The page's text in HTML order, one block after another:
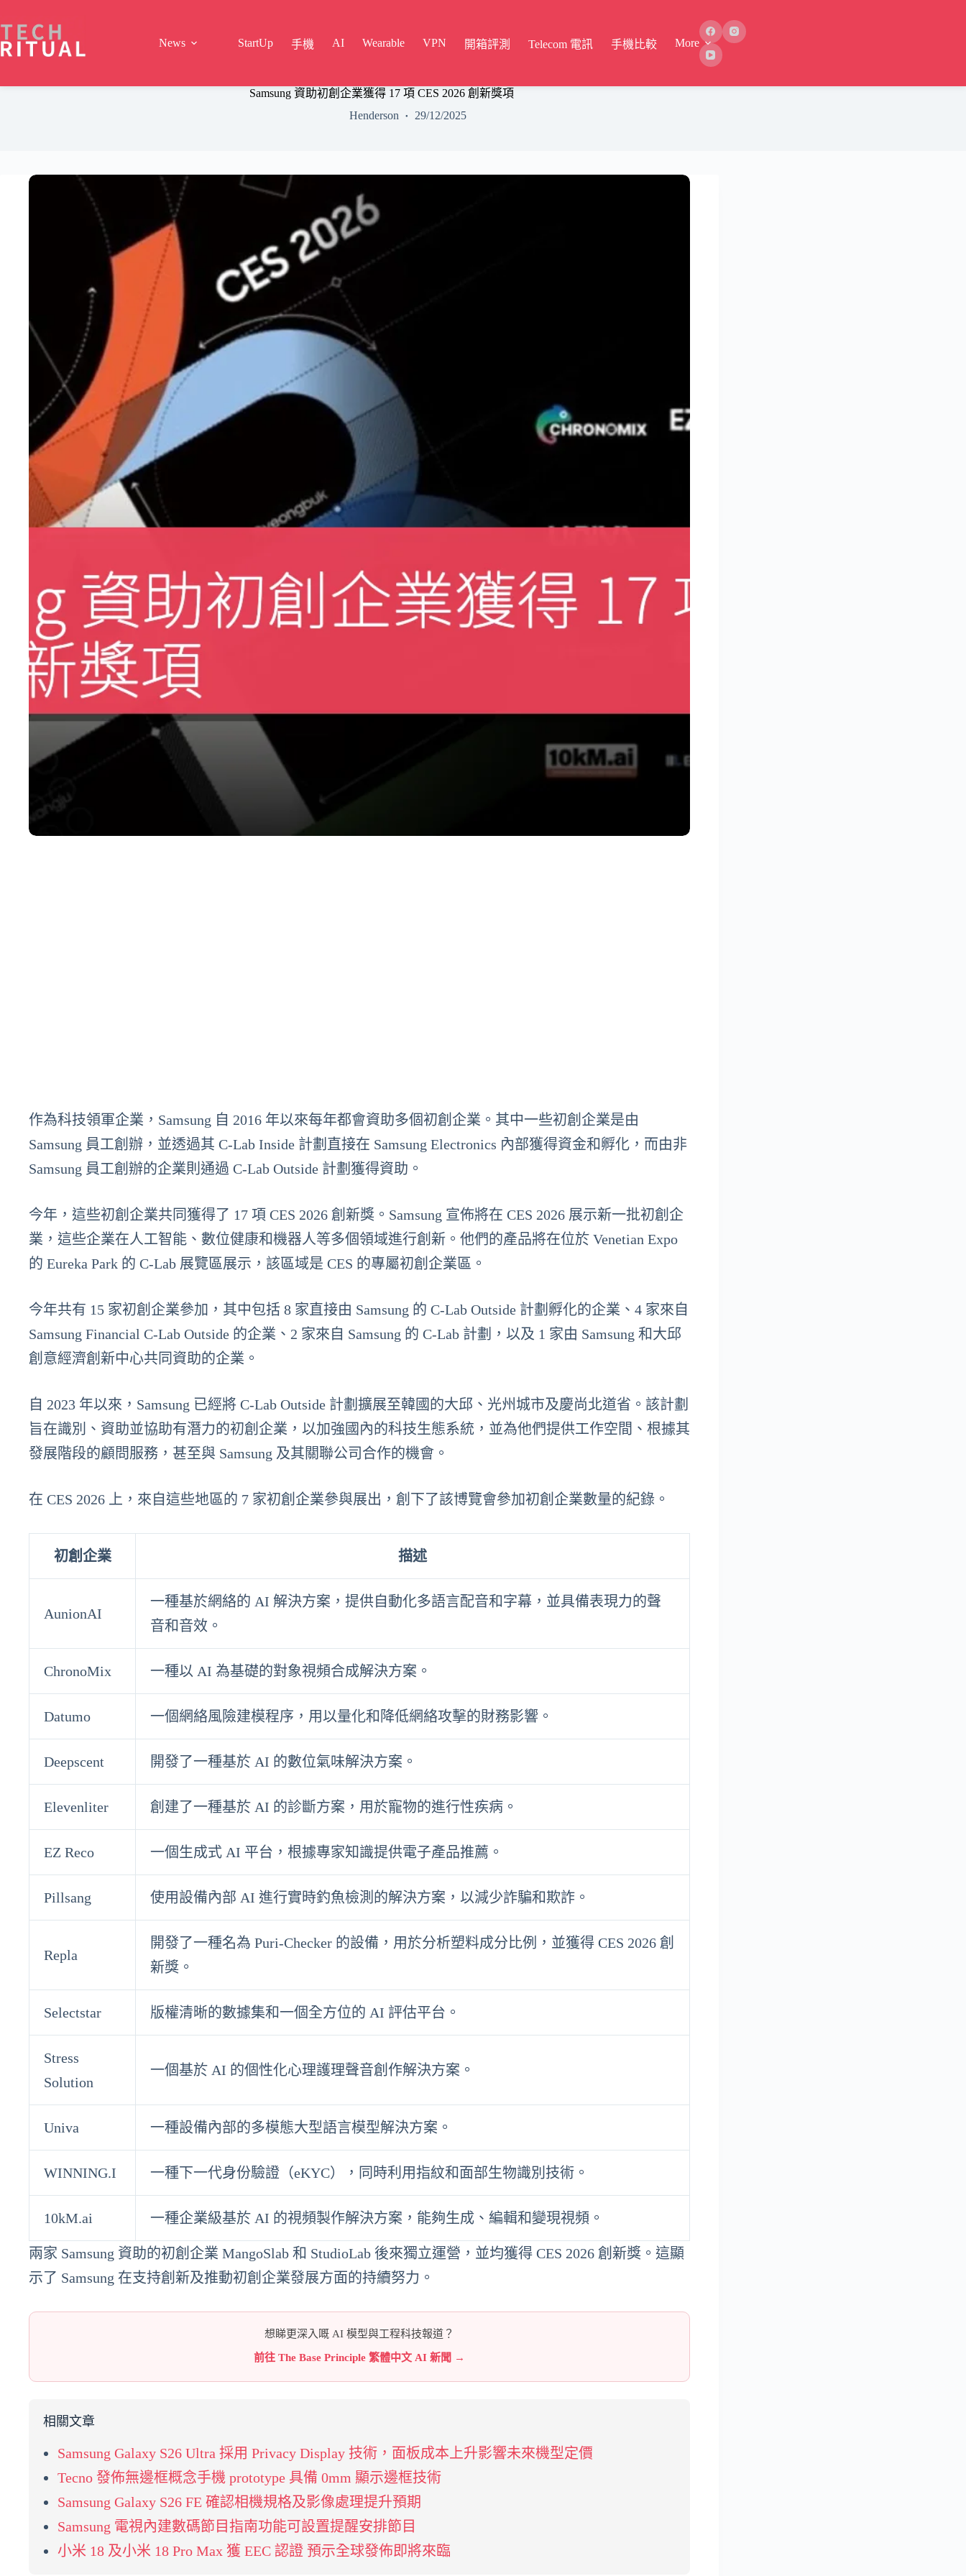
content
News
StartUp 手機 AI Wearable VPN 開箱評測 Telecom 電訊 手機比較 More
Samsung 資助初創企業獲得 17 項 CES 2026 創新獎項
Henderson
29/12/2025
作為科技領軍企業，Samsung 自 2016 年以來每年都會資助多個初創企業。其中一些初創企業是由
Samsung 員工創辦，並透過其 C-Lab Inside 計劃直接在 Samsung Electronics 內部獲得資金和孵化，而由非
Samsung 員工創辦的企業則通過 C-Lab Outside 計劃獲得資助。
今年，這些初創企業共同獲得了 17 項 CES 2026 創新獎。Samsung 宣佈將在 CES 2026 展示新一批初創企
業，這些企業在人工智能、數位健康和機器人等多個領域進行創新。他們的產品將在位於 Venetian Expo
的 Eureka Park 的 C-Lab 展覽區展示，該區域是 CES 的專屬初創企業區。
今年共有 15 家初創企業參加，其中包括 8 家直接由 Samsung 的 C-Lab Outside 計劃孵化的企業、4 家來自
Samsung Financial C-Lab Outside 的企業、2 家來自 Samsung 的 C-Lab 計劃，以及 1 家由 Samsung 和大邱
創意經濟創新中心共同資助的企業。
自 2023 年以來，Samsung 已經將 C-Lab Outside 計劃擴展至韓國的大邱、光州城市及慶尚北道省。該計劃
旨在識別、資助並協助有潛力的初創企業，以加強國內的科技生態系統，並為他們提供工作空間、根據其
發展階段的顧問服務，甚至與 Samsung 及其關聯公司合作的機會。
在 CES 2026 上，來自這些地區的 7 家初創企業參與展出，創下了該博覽會參加初創企業數量的紀錄。
初創企業 描述
AunionAI
一種基於網絡的 AI 解決方案，提供自動化多語言配音和字幕，並具備表現力的聲
音和音效。
ChronoMix 一種以 AI 為基礎的對象視頻合成解決方案。
Datumo 一個網絡風險建模程序，用以量化和降低網絡攻擊的財務影響。
Deepscent 開發了一種基於 AI 的數位氣味解決方案。
Elevenliter 創建了一種基於 AI 的診斷方案，用於寵物的進行性疾病。
EZ Reco 一個生成式 AI 平台，根據專家知識提供電子產品推薦。
Pillsang 使用設備內部 AI 進行實時釣魚檢測的解決方案，以減少詐騙和欺詐。
Repla
開發了一種名為 Puri-Checker 的設備，用於分析塑料成分比例，並獲得 CES 2026 創
新獎。
Selectstar 版權清晰的數據集和一個全方位的 AI 評估平台。
Stress
Solution
一個基於 AI 的個性化心理護理聲音創作解決方案。
Univa 一種設備內部的多模態大型語言模型解決方案。
WINNING.I 一種下一代身份驗證（eKYC），同時利用指紋和面部生物識別技術。
10kM.ai 一種企業級基於 AI 的視頻製作解決方案，能夠生成、編輯和變現視頻。
兩家 Samsung 資助的初創企業 MangoSlab 和 StudioLab 後來獨立運營，並均獲得 CES 2026 創新獎。這顯
示了 Samsung 在支持創新及推動初創企業發展方面的持續努力。
想睇更深入嘅 AI 模型與工程科技報道？
前往 The Base Principle 繁體中文 AI 新聞 →
相關文章
Samsung Galaxy S26 Ultra 採用 Privacy Display 技術，面板成本上升影響未來機型定價
Tecno 發佈無邊框概念手機 prototype 具備 0mm 顯示邊框技術
Samsung Galaxy S26 FE 確認相機規格及影像處理提升預期
Samsung 電視內建數碼節目指南功能可設置提醒安排節目
小米 18 及小米 18 Pro Max 獲 EEC 認證 預示全球發佈即將來臨